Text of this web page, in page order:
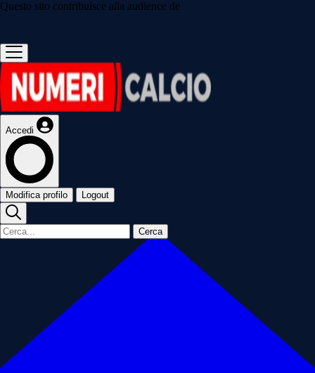
Questo sito contribuisce alla audience de
Accedi
Modifica profilo Logout
Cerca